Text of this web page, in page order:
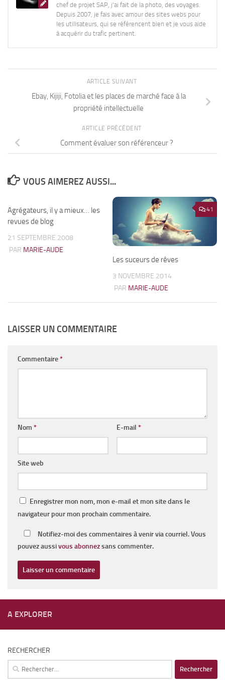
chef de projet SAP, j'ai fait de la photo, des voyages.
Depuis 2007, je fais avec amour des sites webs pour
les utilisateurs, qui se référencent bien et je vous aide
à acquérir du trafic pertinent.
ARTICLE SUIVANT
Ebay, Kijiji, Fotolia et les places de marché face à la
propriété intellectuelle
ARTICLE PRÉCÉDENT
Comment évaluer son référenceur ?
VOUS AIMEREZ AUSSI...
Agrégateurs, il y a mieux… les
revues de blog
21 SEPTEMBRE 2008
PAR MARIE-AUDE
41
Les suceurs de rêves
3 NOVEMBRE 2014
PAR MARIE-AUDE
LAISSER UN COMMENTAIRE
Commentaire*
Nom * E-mail *
Site web
Enregistrer mon nom, mon e-mail et mon site dans le
navigateur pour mon prochain commentaire.
Notifiez-moi des commentaires à venir via courriel. Vous
pouvez aussivous abonnezsans commenter.
A EXPLORER
RECHERCHER
Rechercher :